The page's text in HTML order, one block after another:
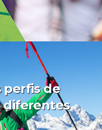
perfis de
diferentes